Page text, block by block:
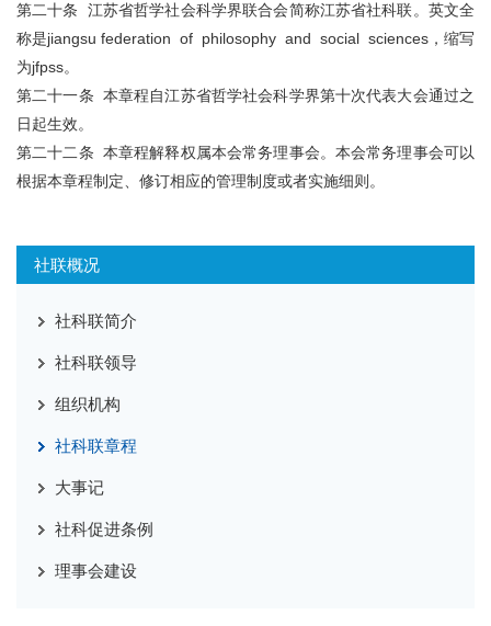
第二十条 江苏省哲学社会科学界联合会简称江苏省社科联。英文全
称是jiangsu federation of philosophy and social sciences，缩写
为jfpss。
第二十一条 本章程自江苏省哲学社会科学界第十次代表大会通过之
日起生效。
第二十二条 本章程解释权属本会常务理事会。本会常务理事会可以
根据本章程制定、修订相应的管理制度或者实施细则。
社联概况
社科联简介
社科联领导
组织机构
社科联章程
大事记
社科促进条例
理事会建设